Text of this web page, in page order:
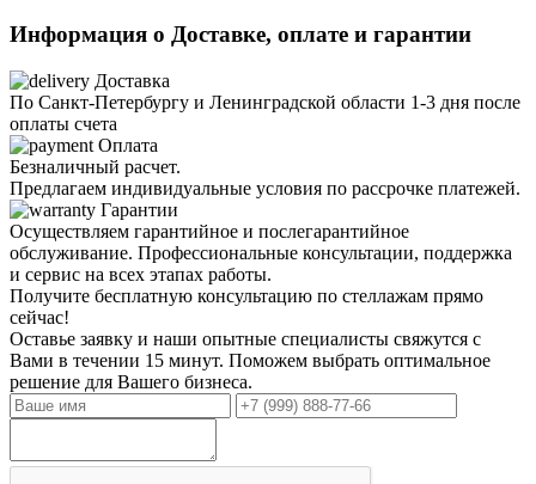
Информация о Доставке, оплате и гарантии
Доставка
По Санкт-Петербургу и Ленинградской области 1-3 дня после
оплаты счета
Оплата
Безналичный расчет.
Предлагаем индивидуальные условия по рассрочке платежей.
Гарантии
Осуществляем гарантийное и послегарантийное
обслуживание. Профессиональные консультации, поддержка
и сервис на всех этапах работы.
Получите бесплатную консультацию по стеллажам прямо
сейчас!
Оставье заявку и наши опытные специалисты свяжутся с
Вами в течении 15 минут. Поможем выбрать оптимальное
решение для Вашего бизнеса.